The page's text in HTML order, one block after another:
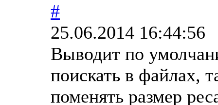
#
25.06.2014 16:44:56
Выводит по
поискать в файлах,
поменять размер